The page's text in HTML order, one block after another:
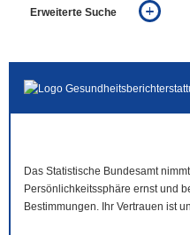
Erweiterte Suche
auch in allen Texten suchen
Das Statistische Bundesamt
Persönlichkeitssphäre ernst und
Bestimmungen. Ihr Vertrauen ist